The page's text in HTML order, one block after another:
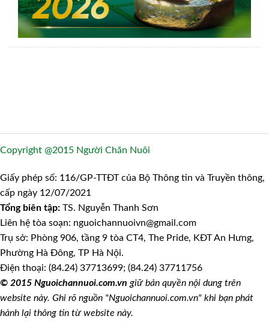
Copyright @2015 Người Chăn Nuôi
Giấy phép số: 116/GP-TTĐT của Bộ Thông tin và Truyền thông,
cấp ngày 12/07/2021
Tổng biên tập: TS. Nguyễn Thanh Sơn
Liên hệ tòa soạn: nguoichannuoivn@gmail.com
Trụ sở: Phòng 906, tầng 9 tòa CT4, The Pride, KĐT An Hưng,
Phường Hà Đông, TP Hà Nội.
Điện thoại: (84.24) 37713699; (84.24) 37711756
© 2015 Nguoichannuoi.com.vn giữ bản quyền nội dung trên
website này. Ghi rõ nguồn "Nguoichannuoi.com.vn" khi bạn phát
hành lại thông tin từ website này.